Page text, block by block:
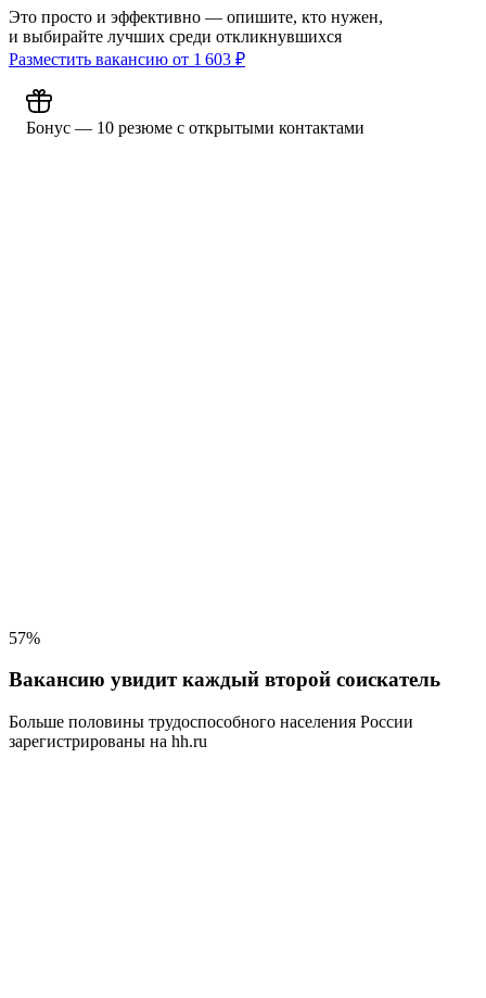
Это просто и эффективно — опишите, кто нужен,
и выбирайте лучших среди откликнувшихся
Разместить вакансию от 1 603 ₽
Бонус — 10 резюме с открытыми контактами
57%
Вакансию увидит каждый второй соискатель
Больше половины трудоспособного населения России
зарегистрированы на hh.ru